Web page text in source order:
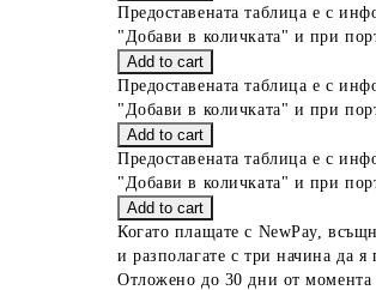
Предоставената таблица е с
"Добави в количката" и при
Предоставената таблица е с
"Добави в количката" и при
Предоставената таблица е с
"Добави в количката" и при
Когато плащате с NewPay,
и разполагате с три начина да я
Отложено до 30 дни от момента